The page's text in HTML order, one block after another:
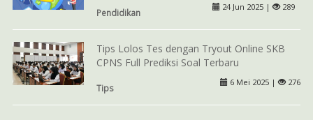
Pendidikan
24 Jun 2025 | 289
Tips Lolos Tes dengan Tryout Online SKB
CPNS Full Prediksi Soal Terbaru
Tips
6 Mei 2025 | 276